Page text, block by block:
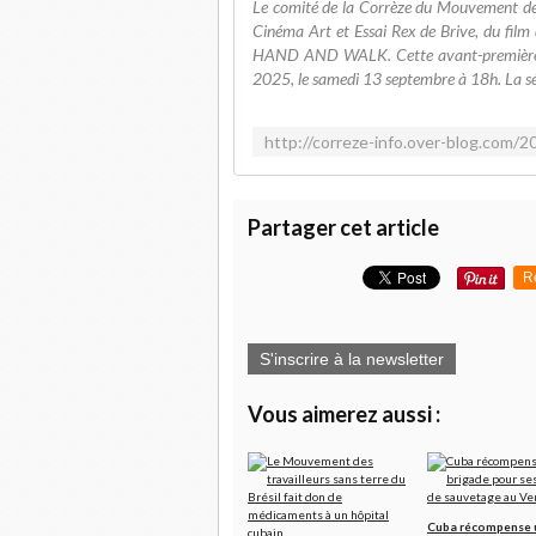
Le comité de la Corrèze du Mouvement
Cinéma Art et Essai Rex de Brive, du
HAND AND WALK. Cette avant-
2025, le samedi 13 septembre à 18h. La
Partager cet article
S'inscrire à la newsletter
Vous aimerez aussi :
Cuba récompense